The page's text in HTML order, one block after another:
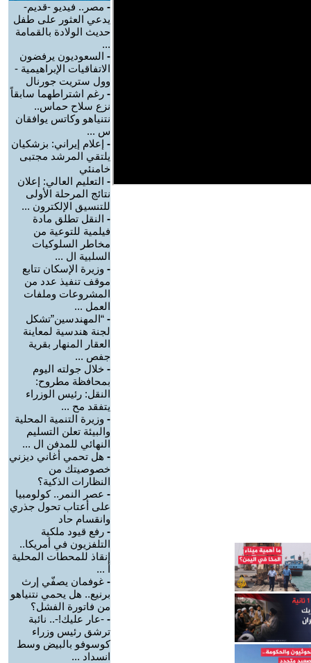
- مصر.. فيديو -قديم-
يدعي العثور على طفل
حديث الولادة بالقمامة
...
- السعوديون يرفضون
الاتفاقيات الإبراهيمية -
وول ستريت جورنال
- رغم اشتراطهما سابقاً
نزع سلاح حماس..
نتنياهو وكاتس يوافقان
س ...
- إعلام إيراني: بزشكيان
يلتقي المرشد مجتبى
خامنئي
- التعليم العالي: إعلان
نتائج المرحلة الأولى
للتنسيق الإلكترون ...
- النقل تطلق مادة
فيلمية للتوعية من
مخاطر السلوكيات
السلبية ال ...
- وزيرة الإسكان تتابع
موقف تنفيذ عدد من
المشروعات وملفات
العمل ...
- “المهندسين”تشكل
لجنة هندسية لمعاينة
العقار المنهار بقرية
جفص ...
- خلال جولته اليوم
بمحافظة مطروح:
النقل: رئيس الوزراء
يتفقد مح ...
- وزيرة التنمية المحلية
والبيئة تعلن التسليم
النهائي للمدفن ال ...
- هل تحمي أغاني ديزني
خصوصيتك من
النظارات الذكية؟
- عصر النمر.. كولومبيا
على أعتاب تحول جذري
وانقسام حاد
- رفع قيود ملكية
التلفزيون في أمريكا..
إنقاذ للمحطات المحلية
أ ...
- غوفمان يصفّي إرث
برنيع.. هل يحمي نتنياهو
من فاتورة الفشل؟
- -عار عليك!-.. نائبة
ترشق رئيس وزراء
كوسوفو بالبيض وسط
انسداد ...